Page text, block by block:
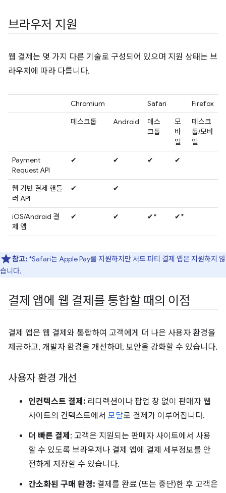
브라우저 지원
웹 결제는 몇 가지 다른 기술로 구성되어 있으며 지원 상태는 브
라우저에 따라 다릅니다.
Chromium Safari
Firefox
데스크톱
Android
데스
크톱
모
바
일
데스크
톱/모바
일
Payment
Request API
✔ ✔ ✔ ✔
웹 기반 결제 핸들
러 API
✔ ✔
iOS/Android 결
제 앱
✔ ✔ ✔* ✔*
참고: *Safari는 Apple Pay를 지원하지만 서드 파티 결제 앱은 지원하지 않
습니다.
결제 앱에 웹 결제를 통합할 때의 이점
결제 앱은 웹 결제와 통합하여 고객에게 더 나은 사용자 환경을
제공하고, 개발자 환경을 개선하며, 보안을 강화할 수 있습니다.
사용자 환경 개선
인컨텍스트 결제: 리디렉션이나 팝업 창 없이 판매자 웹
사이트의 컨텍스트에서 모달로 결제가 이루어집니다.
더 빠른 결제 : 고객은 지원되는 판매자 사이트에서 사용
할 수 있도록 브라우저나 결제 앱에 결제 세부정보를 안
전하게 저장할 수 있습니다.
간소화된 구매 환경: 결제를 완료 (또는 중단)한 후 고객은